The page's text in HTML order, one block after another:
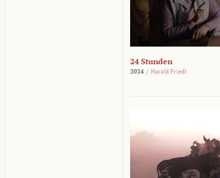
24 Stunden
2024 / Harald Friedl